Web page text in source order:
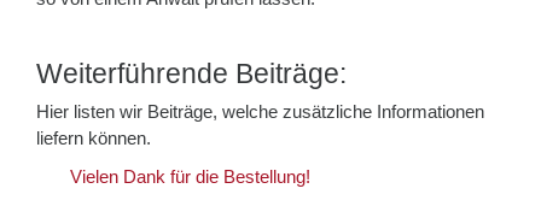
Weiterführende Beiträge:
Hier listen wir Beiträge, welche zusätzliche Informationen
liefern können.
Vielen Dank für die Bestellung!